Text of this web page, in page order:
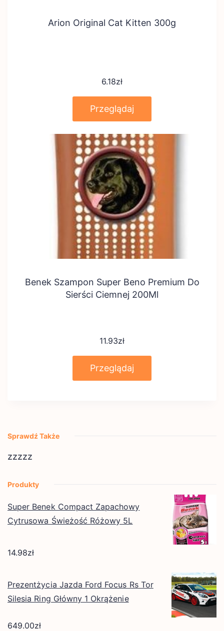
Arion Original Cat Kitten 300g
6.18zł
Przeglądaj
Benek Szampon Super Beno Premium Do
Sierści Ciemnej 200Ml
11.93zł
Przeglądaj
Sprawdź Także
zzzzz
Produkty
Super Benek Compact Zapachowy
Cytrusowa Świeżość Różowy 5L
14.98zł
Prezentżycia Jazda Ford Focus Rs Tor
Silesia Ring Główny 1 Okrążenie
649.00zł